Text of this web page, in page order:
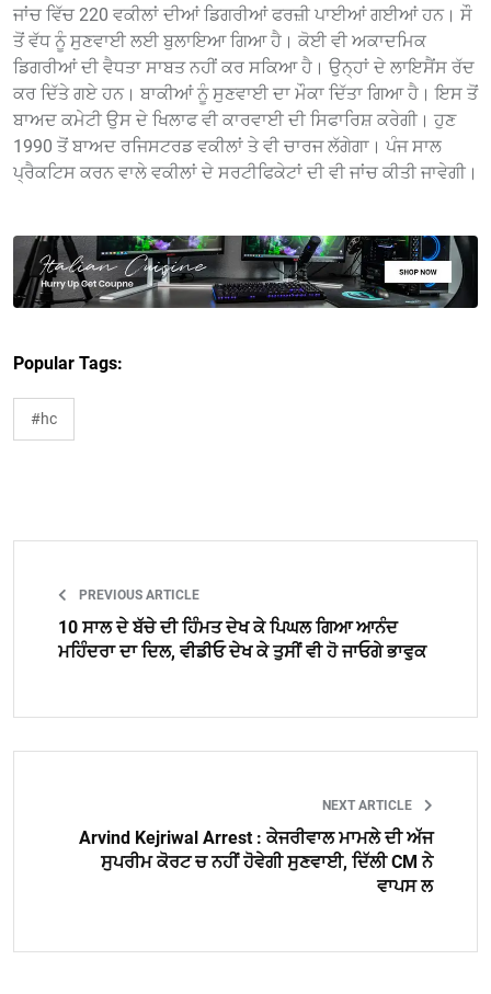
ਜਾਂਚ ਵਿੱਚ 220 ਵਕੀਲਾਂ ਦੀਆਂ ਡਿਗਰੀਆਂ ਫਰਜ਼ੀ ਪਾਈਆਂ ਗਈਆਂ ਹਨ। ਸੌ
ਤੋਂ ਵੱਧ ਨੂੰ ਸੁਣਵਾਈ ਲਈ ਬੁਲਾਇਆ ਗਿਆ ਹੈ। ਕੋਈ ਵੀ ਅਕਾਦਮਿਕ
ਡਿਗਰੀਆਂ ਦੀ ਵੈਧਤਾ ਸਾਬਤ ਨਹੀਂ ਕਰ ਸਕਿਆ ਹੈ। ਉਨ੍ਹਾਂ ਦੇ ਲਾਇਸੈਂਸ ਰੱਦ
ਕਰ ਦਿੱਤੇ ਗਏ ਹਨ। ਬਾਕੀਆਂ ਨੂੰ ਸੁਣਵਾਈ ਦਾ ਮੌਕਾ ਦਿੱਤਾ ਗਿਆ ਹੈ। ਇਸ ਤੋਂ
ਬਾਅਦ ਕਮੇਟੀ ਉਸ ਦੇ ਖਿਲਾਫ ਵੀ ਕਾਰਵਾਈ ਦੀ ਸਿਫਾਰਿਸ਼ ਕਰੇਗੀ। ਹੁਣ
1990 ਤੋਂ ਬਾਅਦ ਰਜਿਸਟਰਡ ਵਕੀਲਾਂ ਤੇ ਵੀ ਚਾਰਜ ਲੱਗੇਗਾ। ਪੰਜ ਸਾਲ
ਪ੍ਰੈਕਟਿਸ ਕਰਨ ਵਾਲੇ ਵਕੀਲਾਂ ਦੇ ਸਰਟੀਫਿਕੇਟਾਂ ਦੀ ਵੀ ਜਾਂਚ ਕੀਤੀ ਜਾਵੇਗੀ।
Popular Tags:
#hc
PREVIOUS ARTICLE
10 ਸਾਲ ਦੇ ਬੱਚੇ ਦੀ ਹਿੰਮਤ ਦੇਖ ਕੇ ਪਿਘਲ ਗਿਆ ਆਨੰਦ
ਮਹਿੰਦਰਾ ਦਾ ਦਿਲ, ਵੀਡੀਓ ਦੇਖ ਕੇ ਤੁਸੀਂ ਵੀ ਹੋ ਜਾਓਗੇ ਭਾਵੁਕ
NEXT ARTICLE
Arvind Kejriwal Arrest : ਕੇਜਰੀਵਾਲ ਮਾਮਲੇ ਦੀ ਅੱਜ
ਸੁਪਰੀਮ ਕੋਰਟ ਚ ਨਹੀਂ ਹੋਵੇਗੀ ਸੁਣਵਾਈ, ਦਿੱਲੀ CM ਨੇ
ਵਾਪਸ ਲ